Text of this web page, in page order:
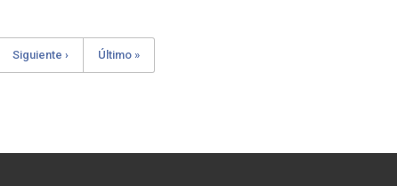
Next
Siguiente › Last
Último »